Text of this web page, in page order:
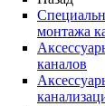
монтажа
каналов